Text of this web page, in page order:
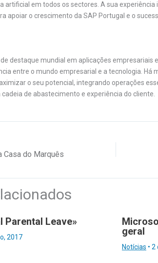
artificial em todos os sectores. A sua
apoiar o crescimento da SAP Portugal e o
destaque mundial em aplicações empresariais
entre o mundo empresarial e a tecnologia. Há
o seu potencial, integrando operações
de abastecimento e experiência do cliente.
Casa do Marquês
Parental Leave»
2017
geral
Notícias • 2